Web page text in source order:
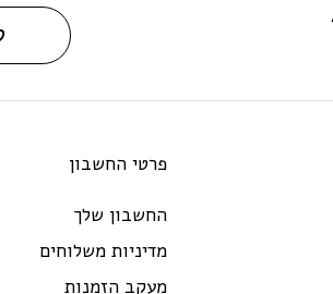
פרטי החשבון
החשבון שלך
מדיניות משלוחים
מעקב הזמנות